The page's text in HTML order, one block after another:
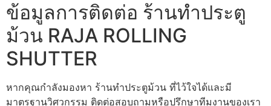
ข้อมูลการติดต่อ ร้านทําประตู
ม้วน RAJA ROLLING
SHUTTER
หากคุณกำลังมองหา ร้านทําประตูม้วน ที่ไว้ใจได้และมี
มาตรฐานวิศวกรรม ติดต่อสอบถามหรือปรึกษาทีมงานของเรา